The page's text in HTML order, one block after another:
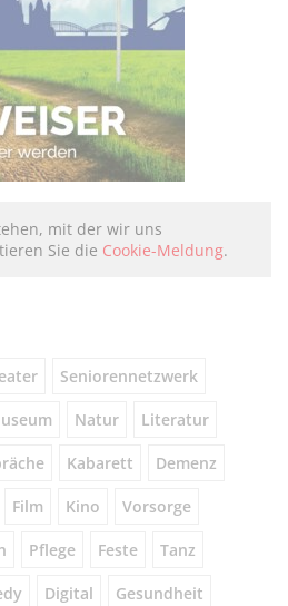
mit der wir uns
Sie die Cookie-Meldung.
Seniorennetzwerk
Natur Literatur
Kabarett Demenz
Film Kino Vorsorge
Pflege Feste Tanz
Digital Gesundheit